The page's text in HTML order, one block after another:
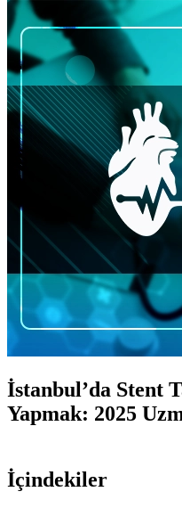
İstanbul’da Stent
Yapmak: 2025
İçindekiler